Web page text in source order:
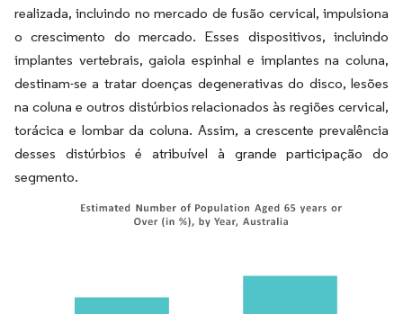
realizada, incluindo no mercado de fusão cervical, impulsiona
o crescimento do mercado. Esses dispositivos, incluindo
implantes vertebrais, gaiola espinhal e implantes na coluna,
destinam-se a tratar doenças degenerativas do disco, lesões
na coluna e outros distúrbios relacionados às regiões cervical,
torácica e lombar da coluna. Assim, a crescente prevalência
desses distúrbios é atribuível à grande participação do
segmento.